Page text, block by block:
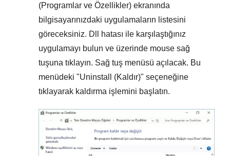
(Programlar ve Özellikler) ekranında
bilgisayarınızdaki uygulamaların listesini
göreceksiniz. Dll hatası ile karşılaştığınız
uygulamayı bulun ve üzerinde mouse sağ
tuşuna tıklayın. Sağ tuş menüsü açılacak. Bu
menüdeki "Uninstall (Kaldır)" seçeneğine
tıklayarak kaldırma işlemini başlatın.